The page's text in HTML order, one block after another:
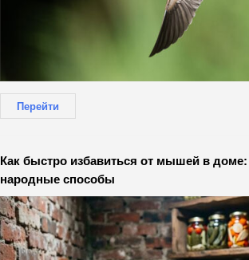
Перейти
Как быстро избавиться от мышей в
народные способы